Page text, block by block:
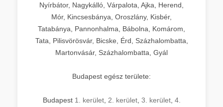
Nyírbátor, Nagykálló, Várpalota, Ajka, Herend,
Mór, Kincsesbánya, Oroszlány, Kisbér,
Tatabánya, Pannonhalma, Bábolna, Komárom,
Tata, Pilisvörösvár, Bicske, Érd, Százhalombatta,
Martonvásár, Százhalombatta, Gyál
Budapest egész területe:
Budapest 1. kerület, 2. kerület, 3. kerület, 4.